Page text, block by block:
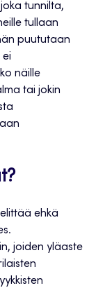
tunnilta,
tullaan
puututaan
ei
näille
tai jokin
ehkä
joiden yläaste